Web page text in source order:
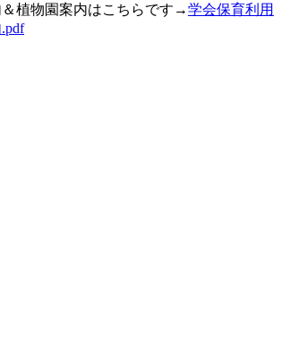
植物園案内はこちらです→学会保育利用